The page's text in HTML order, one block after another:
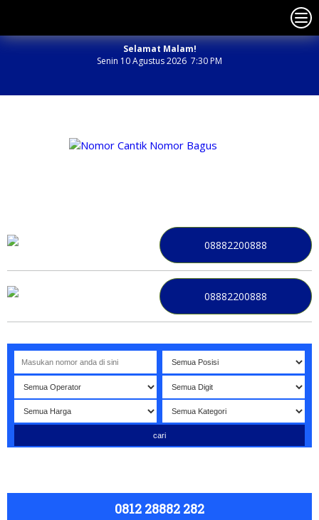
Selamat Malam!
Senin 10 Agustus 2026 7:30 PM
08882200888
08882200888
0812 28882 282